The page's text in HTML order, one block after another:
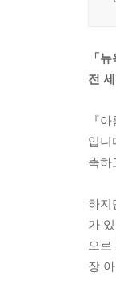
「
전
『
입니
똑하
하지
가
으
장